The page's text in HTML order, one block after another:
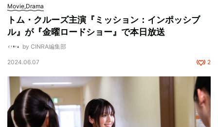
Movie,Drama
トム・クルーズ主演『ミッション：インポッシブ
ル』が『金曜ロードショー』で本日放送
by CINRA編集部
2024.06.07 2